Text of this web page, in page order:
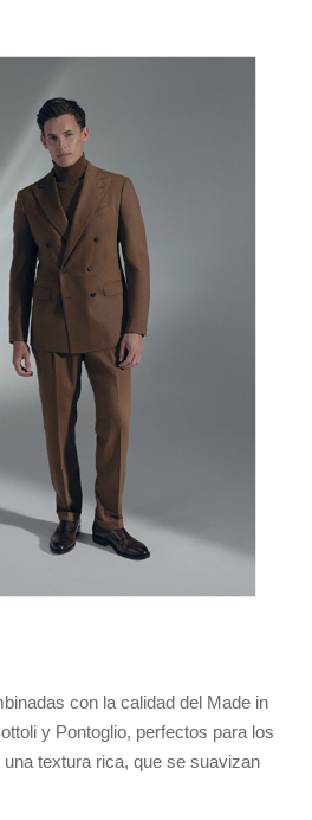
con la calidad del Made in
y Pontoglio, perfectos para los
textura rica, que se suavizan